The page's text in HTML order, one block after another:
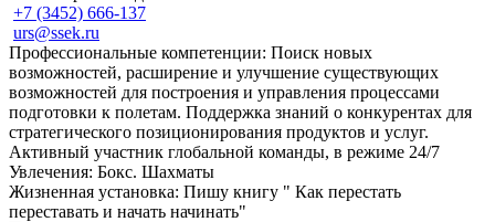
+7 (3452) 666-137
urs@ssek.ru
Профессиональные компетенции: Поиск новых
возможностей, расширение и улучшение существующих
возможностей для построения и управления процессами
подготовки к полетам. Поддержка знаний о конкурентах для
стратегического позиционирования продуктов и услуг.
Активный участник глобальной команды, в режиме 24/7
Увлечения: Бокс. Шахматы
Жизненная установка: Пишу книгу " Как перестать
переставать и начать начинать"